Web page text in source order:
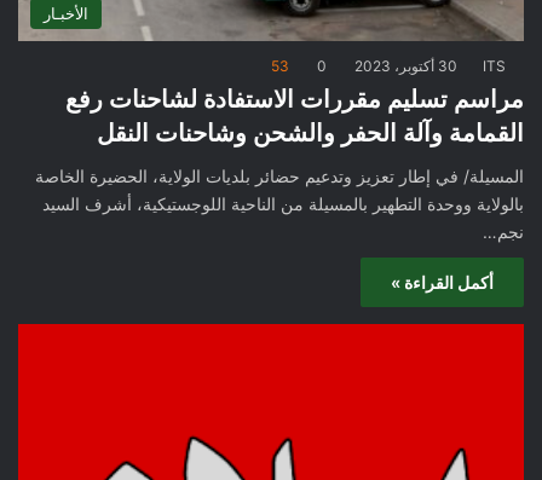
الأخبـار
ITS 30 أكتوبر، 2023 0
53
مراسم تسليم مقررات الاستفادة لشاحنات رفع
القمامة وآلة الحفر والشحن وشاحنات النقل
المسيلة/ في إطار تعزيز وتدعيم حضائر بلديات الولاية، الحضيرة الخاصة
بالولاية ووحدة التطهير بالمسيلة من الناحية اللوجستيكية، أشرف السيد
نجم…
أكمل القراءة »